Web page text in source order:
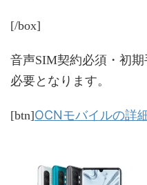
[/box]
音声SIM契約必須・初
必要となります。
[btn]OCNモバイルの詳